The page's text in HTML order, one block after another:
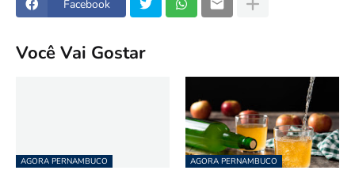
Facebook
Você Vai Gostar
AGORA PERNAMBUCO AGORA PERNAMBUCO